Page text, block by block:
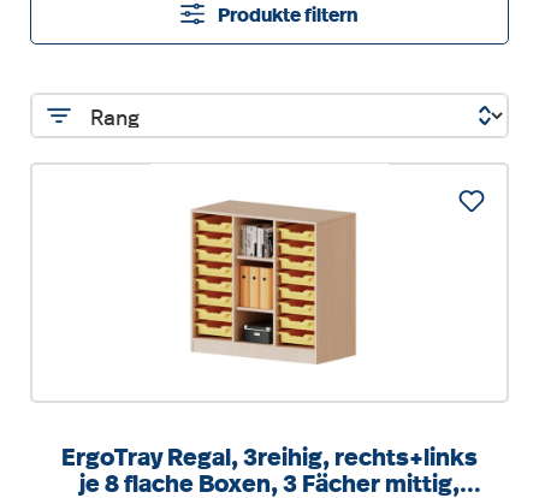
Produkte filtern
ErgoTray Regal, 3reihig, rechts+links
je 8 flache Boxen, 3 Fächer mittig,